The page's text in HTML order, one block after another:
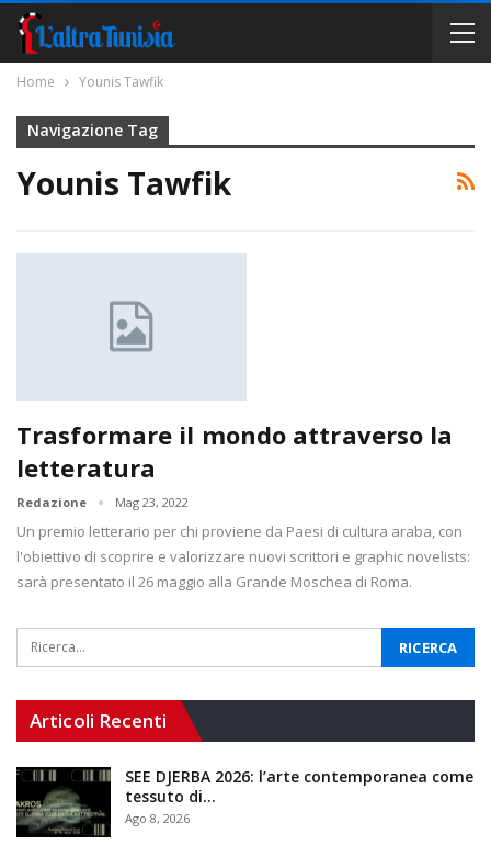
Home Younis Tawfik
Navigazione Tag
Younis Tawfik
Trasformare il mondo attraverso la
letteratura
Redazione Mag 23, 2022
Un premio letterario per chi proviene da Paesi di cultura araba, con
l'obiettivo di scoprire e valorizzare nuovi scrittori e graphic novelists:
sarà presentato il 26 maggio alla Grande Moschea di Roma.
Articoli Recenti
SEE DJERBA 2026: l’arte contemporanea come
tessuto di…
Ago 8, 2026